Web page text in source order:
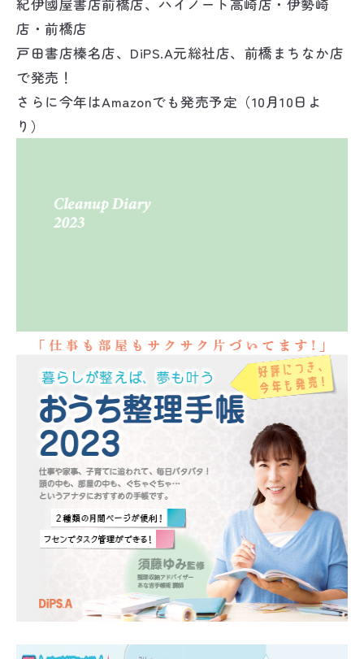
紀伊國屋書店前橋店、ハイノート高崎店・伊勢崎
店・前橋店
戸田書店榛名店、DiPS.A元総社店、前橋まちなか店
で発売！
さらに今年はAmazonでも発売予定（10月10日よ
り）